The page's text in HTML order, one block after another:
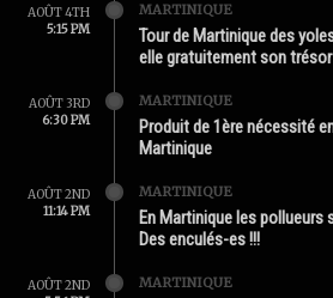
AOÛT 4TH
5:15 PM
MARTINIQUE
Tour de Martinique des
elle gratuitement son
AOÛT 3RD
6:30 PM
MARTINIQUE
Produit de 1ère nécessité
Martinique
AOÛT 2ND
11:14 PM
MARTINIQUE
En Martinique les pollueurs
Des enculés-es !!!
AOÛT 2ND
MARTINIQUE